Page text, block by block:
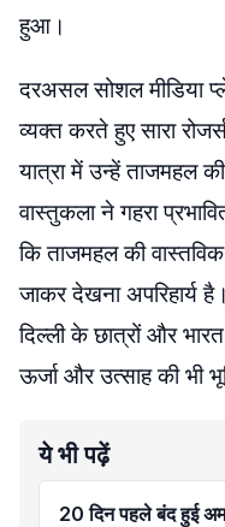
हुआ।
दरअसल सोशल मीडिया
व्यक्त करते हुए सारा
यात्रा में उन्हें ताजमहल
वास्तुकला ने गहरा
कि ताजमहल की
जाकर देखना अपरिहार्य
दिल्ली के छात्रों और
ऊर्जा और उत्साह की भी
ये भी पढ़ें
20 दिन पहले बंद हुई